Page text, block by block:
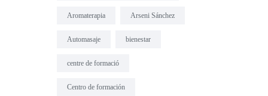
Aromaterapia Arseni Sánchez
Automasaje bienestar
centre de formació
Centro de formación